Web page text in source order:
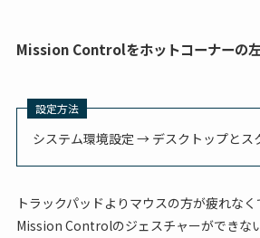
Mission Controlをホットコーナーの
設定方法
システム環境設定 → デスクトップとス
トラックパッドよりマウスの方が疲れなく
Mission Controlのジェスチャーができな